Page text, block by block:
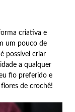
criativa e
um pouco de
possível criar
a qualquer
fio preferido e
de crochê!